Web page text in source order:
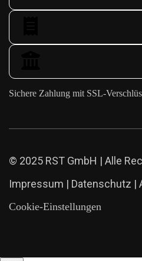
Sichere Zahlung mit SSL-
© 2025 RST GmbH | Alle
Impressum | Datenschutz |
Cookie-Einstellungen